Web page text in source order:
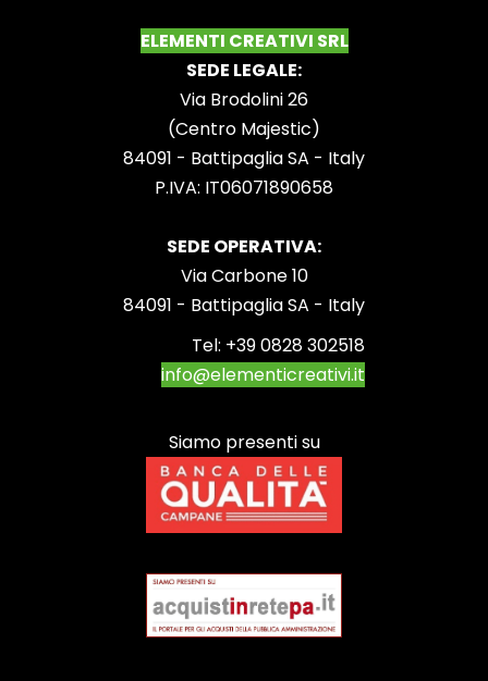
ELEMENTI CREATIVI SRL
SEDE LEGALE:
Via Brodolini 26
(Centro Majestic)
84091 - Battipaglia SA - Italy
P.IVA: IT06071890658
SEDE OPERATIVA:
Via Carbone 10
84091 - Battipaglia SA - Italy
Tel: +39 0828 302518
info@elementicreativi.it
Siamo presenti su